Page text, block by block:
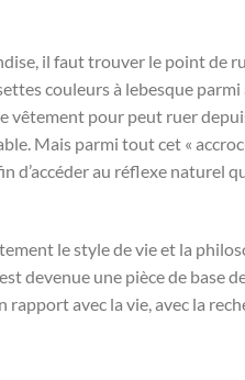
il faut trouver le point de
couleurs à lebesque
vêtement pour peut ruer
Mais parmi tout cet «
au réflexe naturel
le style de vie et la
devenue une pièce de base
avec la vie, avec la